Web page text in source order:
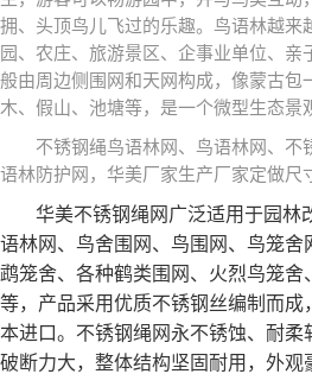
拥、头顶鸟儿飞过的乐趣。鸟语林越来
园、农庄、旅游景区、企事业单位、亲
般由周边侧围网和天网构成，像蒙古包
木、假山、池塘等，是一个微型生态景
不锈钢绳鸟语林网、鸟语林网、不
语林防护网，华美厂家生产厂家定做尺
华美不锈钢绳网广泛适用于园林
语林网、鸟舍围网、鸟围网、鸟笼舍
鹉笼舍、各种鹤类围网、火烈鸟笼舍
等，产品采用优质不锈钢丝编制而成
本进口。不锈钢绳网永不锈蚀、耐柔
破断力大，整体结构坚固耐用，外观